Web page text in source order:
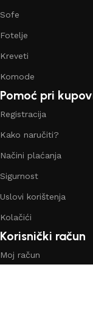
Sofe
Fotelje
Kreveti
Komode
Pomoć pri
Registracija
Kako naručiti?
Načini plaćanja
Sigurnost
Uslovi korištenja
Kolačići
Korisnički račun
Moj račun